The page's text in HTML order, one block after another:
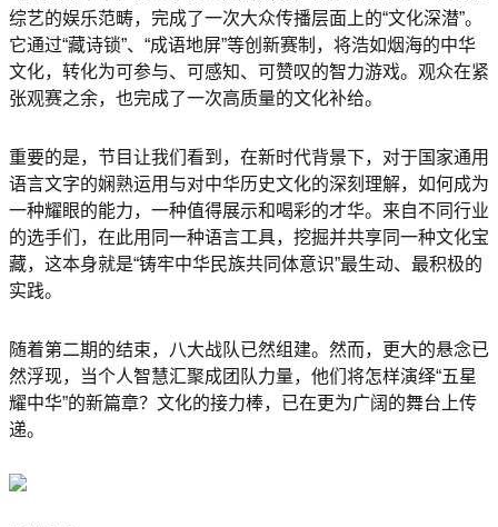
综艺的娱乐范畴，完成了一次大众传播层面上的“文化深潜”。
它通过“藏诗锁”、“成语地屏”等创新赛制，将浩如烟海的中华
文化，转化为可参与、可感知、可赞叹的智力游戏。观众在紧
张观赛之余，也完成了一次高质量的文化补给。
重要的是，节目让我们看到，在新时代背景下，对于国家通用
语言文字的娴熟运用与对中华历史文化的深刻理解，如何成为
一种耀眼的能力，一种值得展示和喝彩的才华。来自不同行业
的选手们，在此用同一种语言工具，挖掘并共享同一种文化宝
藏，这本身就是“铸牢中华民族共同体意识”最生动、最积极的
实践。
随着第二期的结束，八大战队已然组建。然而，更大的悬念已
然浮现，当个人智慧汇聚成团队力量，他们将怎样演绎“五星
耀中华”的新篇章？文化的接力棒，已在更为广阔的舞台上传
递。